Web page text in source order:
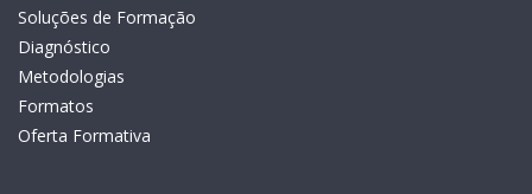
Soluções de Formação
Diagnóstico
Metodologias
Formatos
Oferta Formativa